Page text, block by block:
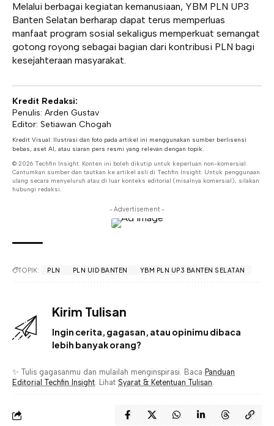
Melalui berbagai kegiatan kemanusiaan, YBM PLN UP3
Banten Selatan berharap dapat terus memperluas
manfaat program sosial sekaligus memperkuat semangat
gotong royong sebagai bagian dari kontribusi PLN bagi
kesejahteraan masyarakat.
Kredit Redaksi:
Penulis: Arden Gustav
Editor: Setiawan Chogah
Kredit Visual: Ilustrasi dan foto pada artikel ini menggunakan sumber berlisensi
bebas, aset AI, atau siaran pers resmi yang relevan dengan topik.
© 2026 Techfin Insight. Konten ini boleh dikutip untuk keperluan non-komersial.
Cantumkan sumber dan tautkan ke artikel asli di Techfin Insight. Untuk penggunaan
ulang secara menyeluruh atau di luar konteks editorial (misalnya komersial), silakan
hubungi redaksi.
- Advertisement -
TOPIK: PLN PLN UID BANTEN YBM PLN UP3 BANTEN SELATAN
Kirim Tulisan
Ingin cerita, gagasan, atau opinimu dibaca
lebih banyak orang?
✨ Tulis gagasanmu dan mulailah menginspirasi. Baca Panduan
Editorial Techfin Insight. Lihat Syarat & Ketentuan Tulisan.